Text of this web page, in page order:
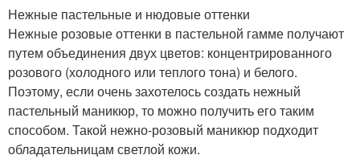
Нежные пастельные и нюдовые оттенки
Нежные розовые оттенки в пастельной гамме получают
путем объединения двух цветов: концентрированного
розового (холодного или теплого тона) и белого.
Поэтому, если очень захотелось создать нежный
пастельный маникюр, то можно получить его таким
способом. Такой нежно-розовый маникюр подходит
обладательницам светлой кожи.